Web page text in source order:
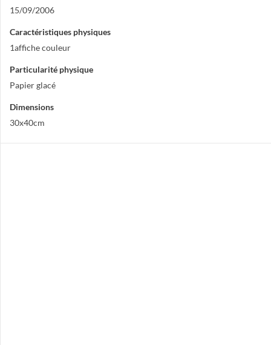
15/09/2006
Caractéristiques physiques
1affiche couleur
Particularité physique
Papier glacé
Dimensions
30x40cm